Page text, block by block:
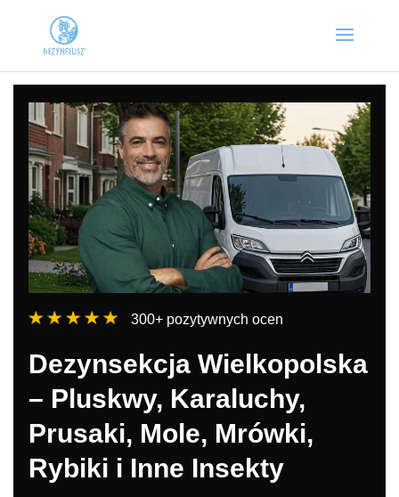
300+ pozytywnych ocen
Dezynsekcja Wielkopolska
– Pluskwy, Karaluchy,
Prusaki, Mole, Mrówki,
Rybiki i Inne Insekty